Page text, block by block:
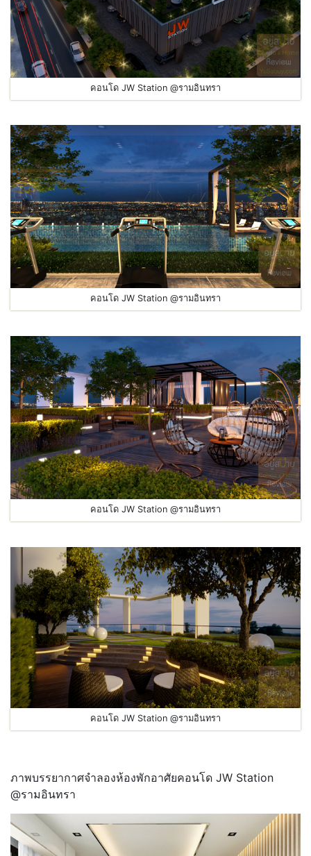
คอนโด JW Station @รามอินทรา
คอนโด JW Station @รามอินทรา
คอนโด JW Station @รามอินทรา
คอนโด JW Station @รามอินทรา
ภาพบรรยากาศจำลองห้องพักอาศัยคอนโด JW Station
@รามอินทรา